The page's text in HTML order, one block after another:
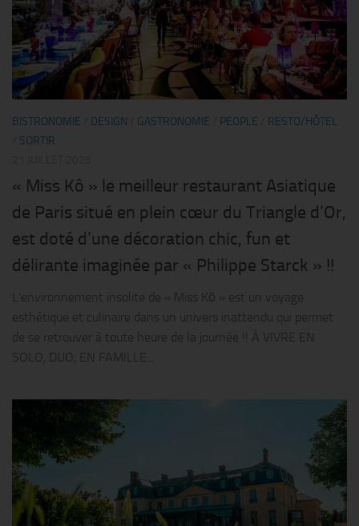
BISTRONOMIE DESIGN GASTRONOMIE PEOPLE
RESTO/HÔTEL
SORTIR
« Miss Kô » le meilleur restaurant Asiatique
de Paris situé en plein cœur du Triangle d’Or,
est doté d’une décoration chic, fun et
délirante imaginée par « Philippe Starck » !!
L’environnement insolite de « Miss Kō » est un voyage
esthétique et culinaire dans un univers inattendu qui permet
de se retrouver à toute heure de la journée !! À VIVRE EN
SOLO, DUO, EN FAMILLE...